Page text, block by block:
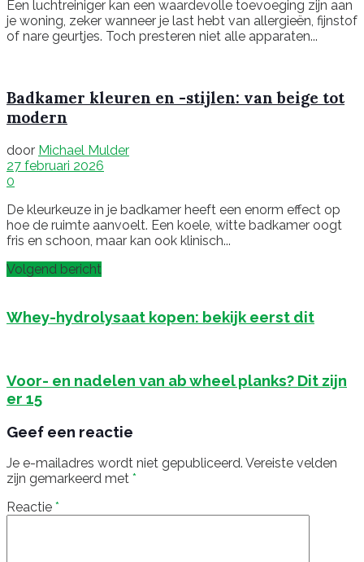
Een luchtreiniger kan een waardevolle toevoeging zijn aan
je woning, zeker wanneer je last hebt van allergieën, fijnstof
of nare geurtjes. Toch presteren niet alle apparaten...
Badkamer kleuren en -stijlen: van beige tot
modern
door Michael Mulder
27 februari 2026
0
De kleurkeuze in je badkamer heeft een enorm effect op
hoe de ruimte aanvoelt. Een koele, witte badkamer oogt
fris en schoon, maar kan ook klinisch...
Volgend bericht
Whey-hydrolysaat kopen: bekijk eerst dit
Voor- en nadelen van ab wheel planks? Dit zijn
er 15
Geef een reactie
Je e-mailadres wordt niet gepubliceerd. Vereiste velden
zijn gemarkeerd met *
Reactie *